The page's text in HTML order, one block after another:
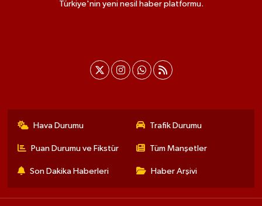
Türkiye'nin yeni nesil haber platformu.
Hava Durumu Trafik Durumu
Puan Durumu ve Fikstür Tüm Manşetler
Son Dakika Haberleri Haber Arşivi